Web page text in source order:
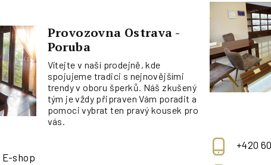
Provozovna Ostrava -
Poruba
Vítejte v naší prodejně, kde
spojujeme tradici s nejnovějšími
trendy v oboru šperků. Náš zkušený
tým je vždy připraven Vám poradit a
pomoci vybrat ten pravý kousek pro
vás.
E-shop
+420